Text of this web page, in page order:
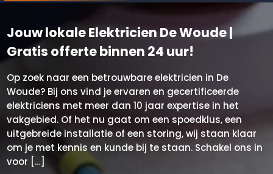
Jouw lokale Elektricien De Woude |
Gratis offerte binnen 24 uur!
Op zoek naar een betrouwbare elektricien in De
Woude? Bij ons vind je ervaren en gecertificeerde
elektriciens met meer dan 10 jaar expertise in het
vakgebied. Of het nu gaat om een spoedklus, een
uitgebreide installatie of een storing, wij staan klaar
om je met kennis en kunde bij te staan. Schakel ons in
voor […]